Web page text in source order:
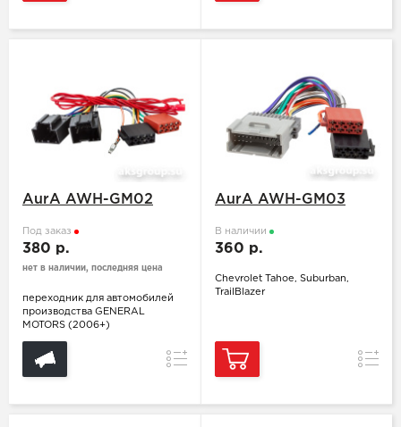
AurA AWH-GM02
Под заказ
380 р.
нет в наличии, последняя цена
переходник для автомобилей
производства GENERAL
MOTORS (2006+)
Сравнение
AurA AWH-GM03
В наличии
360 р.
Chevrolet Tahoe, Suburban,
TrailBlazer